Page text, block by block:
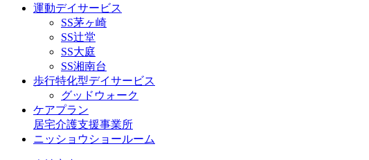
運動デイサービス
SS茅ヶ崎
SS辻堂
SS大庭
SS湘南台
歩行特化型デイサービス
グッドウォーク
ケアプラン
居宅介護支援事業所
ニッショウショールーム